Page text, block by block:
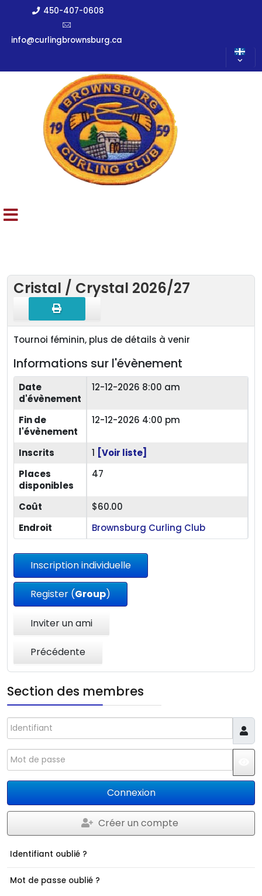
450-407-0608
info@curlingbrownsburg.ca
Cristal / Crystal 2026/27
Tournoi féminin, plus de détails à venir
Informations sur l'évènement
Date
d'évènement
12-12-2026 8:00 am
Fin de
l'évènement
12-12-2026 4:00 pm
Inscrits 1 [Voir liste]
Places
disponibles
47
Coût
$60.00
Endroit
Brownsburg Curling Club
Inscription individuelle
Register (Group)
Inviter un ami
Précédente
Section des membres
Identifiant
Mot de passe
Connexion
Créer un compte
Identifiant oublié ?
Mot de passe oublié ?